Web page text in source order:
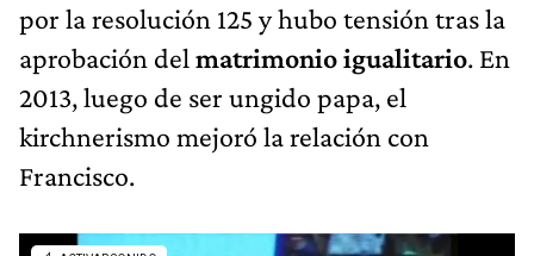
por la resolución 125 y hubo tensión tras la
aprobación del matrimonio igualitario. En
2013, luego de ser ungido papa, el
kirchnerismo mejoró la relación con
Francisco.